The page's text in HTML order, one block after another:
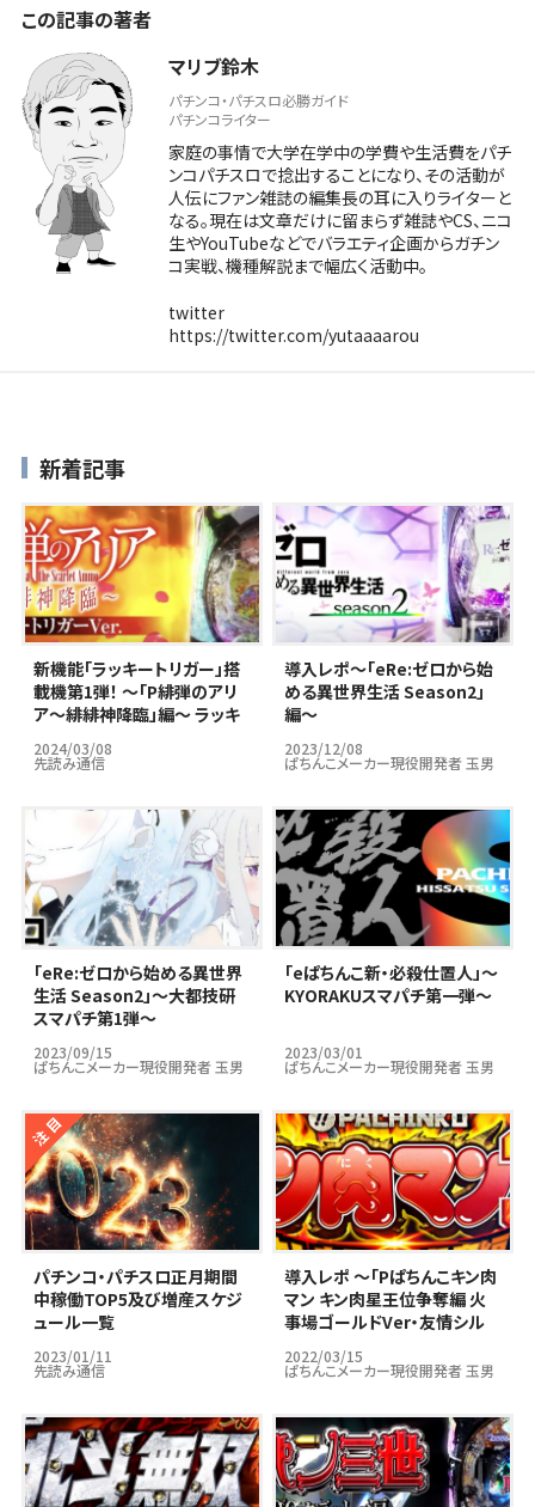
この記事の著者
マリブ鈴木
パチンコ・パチスロ必勝ガイド
パチンコライター
家庭の事情で大学在学中の学費や生活費をパチ
ンコパチスロで捻出することになり、その活動が
人伝にファン雑誌の編集長の耳に入りライターと
なる。現在は文章だけに留まらず雑誌やCS、ニコ
生やYouTubeなどでバラエティ企画からガチン
コ実戦、機種解説まで幅広く活動中。
twitter
https://twitter.com/yutaaaarou
新着記事
新機能「ラッキートリガー」搭
載機第1弾！ ～「P緋弾のアリ
ア～緋緋神降臨」編～ ラッキ
ートリガーはパチンコ市場の
救世主となりうるのか…？
2024/03/08
先読み通信
導入レポ～｢eRe:ゼロから始
める異世界生活 Season2」
編～
2023/12/08
ぱちんこメーカー現役開発者 玉男
｢eRe:ゼロから始める異世界
生活 Season2」～大都技研
スマパチ第1弾～
2023/09/15
ぱちんこメーカー現役開発者 玉男
｢eぱちんこ新・必殺仕置人」～
KYORAKUスマパチ第一弾～
2023/03/01
ぱちんこメーカー現役開発者 玉男
パチンコ・パチスロ正月期間
中稼働TOP5及び増産スケジ
ュール一覧
2023/01/11
先読み通信
導入レポ ～「Pぱちんこキン肉
マン キン肉星王位争奪編 火
事場ゴールドVer・友情シル
バーVer」編～
2022/03/15
ぱちんこメーカー現役開発者 玉男